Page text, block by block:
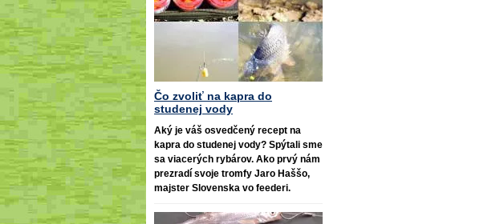
Čo zvoliť na kapra do
studenej vody
Aký je váš osvedčený recept na
kapra do studenej vody? Spýtali sme
sa viacerých rybárov. Ako prvý nám
prezradí svoje tromfy Jaro Haššo,
majster Slovenska vo feederi.